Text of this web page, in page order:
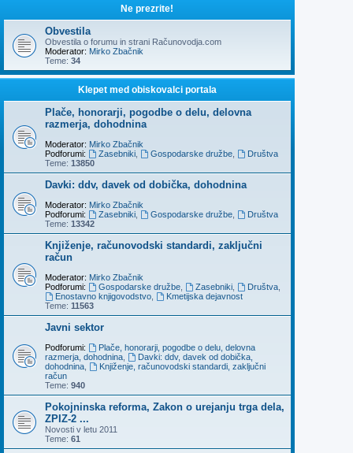
Ne prezrite!
Obvestila
Obvestila o forumu in strani Računovodja.com
Moderator: Mirko Zbačnik
Teme: 34
Klepet med obiskovalci portala
Plače, honorarji, pogodbe o delu, delovna
razmerja, dohodnina
Moderator: Mirko Zbačnik
Podforumi:
Zasebniki, Gospodarske družbe,
Društva
Teme: 13850
Davki: ddv, davek od dobička, dohodnina
Moderator: Mirko Zbačnik
Podforumi:
Zasebniki, Gospodarske družbe,
Društva
Teme: 13342
Knjiženje, računovodski standardi, zaključni
račun
Moderator: Mirko Zbačnik
Podforumi:
Gospodarske družbe, Zasebniki, Društva,
Enostavno knjigovodstvo,
Kmetijska dejavnost
Teme: 11563
Javni sektor
Podforumi:
Plače, honorarji, pogodbe o delu, delovna
razmerja, dohodnina
Davki: ddv, davek od dobička,
dohodnina
Knjiženje, računovodski standardi, zaključni
račun
Teme: 940
Pokojninska reforma, Zakon o urejanju trga dela,
ZPIZ-2 ...
Novosti v letu 2011
Teme: 61